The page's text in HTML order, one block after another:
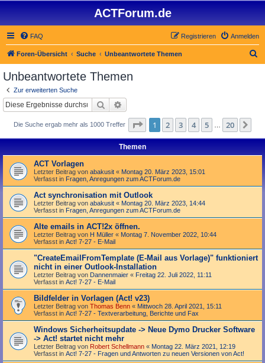
ACTForum.de
FAQ Anmelden
Registrieren
Foren-Übersicht Suche Unbeantwortete Themen
Unbeantwortete Themen
Zur erweiterten Suche
Suche
Die Suche ergab mehr als 1000 Treffer Seite 1von 20
1 2 3 4 5 20
Themen
ACT Vorlagen
Letzter Beitrag von abakusit « Montag 20. März 2023, 15:01
Verfasst in Fragen, Anregungen zum ACTForum.de
Act synchronisation mit Outlook
Letzter Beitrag von abakusit « Montag 20. März 2023, 14:44
Verfasst in Fragen, Anregungen zum ACTForum.de
Alte emails in ACT!2x öffnen.
Letzter Beitrag von H Müller « Montag 7. November 2022, 10:44
Verfasst in Act! 7-27 - E-Mail
"Create­Email­From­Template (E-Mail aus Vorlage)" funktioniert
nicht in einer Outlook-Installation
Letzter Beitrag von Dannenmaier « Freitag 22. Juli 2022, 11:11
Verfasst in Act! 7-27 - E-Mail
Bildfelder in Vorlagen (Act! v23)
Letzter Beitrag von Thomas Benn « Mittwoch 28. April 2021, 15:11
Verfasst in Act! 7-27 - Text­­ver­arbei­tung, Berichte und Fax
Windows Sicherheitsupdate -> Neue Dymo Drucker Software
-> Act! startet nicht mehr
Letzter Beitrag von Robert Schellmann « Montag 22. März 2021, 12:19
Verfasst in Act! 7-27 - Fragen und Antworten zu neuen Versionen von Act!